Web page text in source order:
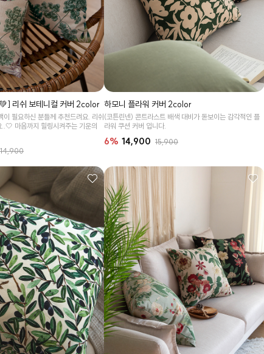
리쉬 보테니컬 커버 2color
이 필요하신 분들께 추천드려요. 리쉬
마음까지 힐링시켜주는 기운의
14,900
하모니 플라워 커버 2color
(코튼린넨) 콘트라스트 배색 대비가 돋보이는 감각적인 플
라워 쿠션 커버 입니다.
6% 14,900 15,900